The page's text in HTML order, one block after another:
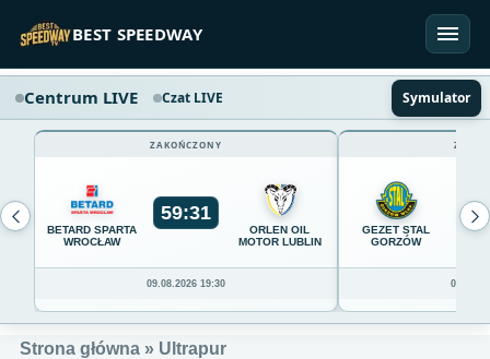
BEST SPEEDWAY
Centrum LIVE Czat LIVE Symulator
ZAKOŃCZONY
BETARD SPARTA
WROCŁAW
59:31
ORLEN OIL
MOTOR LUBLIN
09.08.2026 19:30
GEZET STAL
GORZÓW
54
Strona główna » Ultrapur